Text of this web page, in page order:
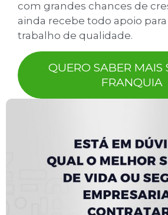
com grandes chances de
ainda recebe todo apoio
trabalho de qualidade.
QUERO SABER MAIS
FRANQUIA